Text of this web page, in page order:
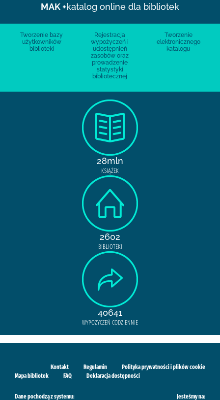
MAK +katalog online dla bibliotek
Tworzenie bazy
użytkowników
biblioteki
Rejestracja
wypożyczeń i
udostępnień
zasobów oraz
prowadzenie
statystyki
bibliotecznej
Tworzenie
elektronicznego
katalogu
28mln
KSIĄŻEK
2602
BIBLIOTEKI
40641
WYPOŻYCZEŃ CODZIENNIE
Kontakt Regulamin
Polityka prywatności i plików cookie
Mapa bibliotek
FAQ Deklaracja dostępności
Dane pochodzą z systemu: Jesteśmy na: